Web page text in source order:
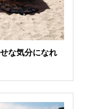
な気分になれ